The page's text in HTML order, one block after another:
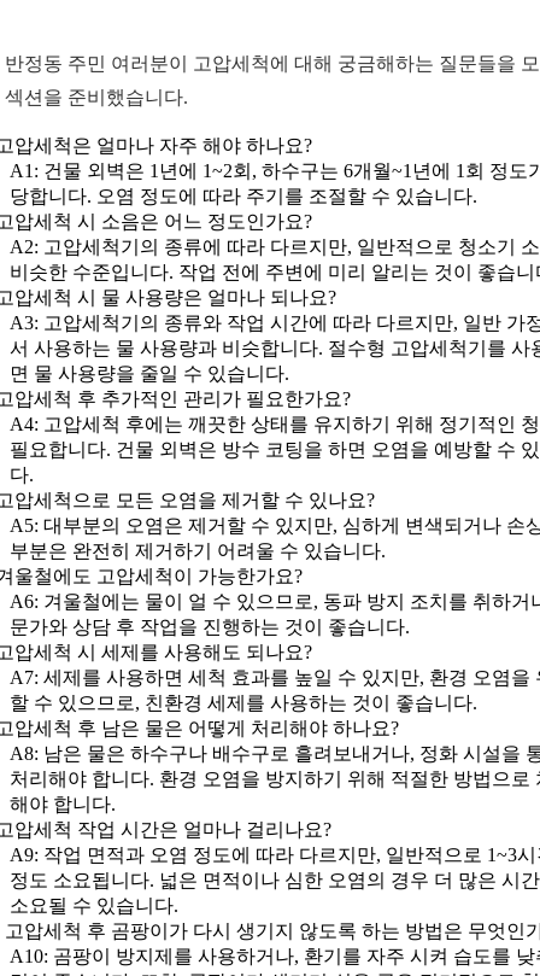
반정동 주민 여러분이 고압세척에 대해 궁금해하는 질문들을
섹션을 준비했습니다.
압세척은 얼마나 자주 해야 하나요?
A1: 건물 외벽은 1년에 1~2회, 하수구는 6개월~1년에 1회 정도
당합니다. 오염 정도에 따라 주기를 조절할 수 있습니다.
압세척 시 소음은 어느 정도인가요?
A2: 고압세척기의 종류에 따라 다르지만, 일반적으로 청소기
비슷한 수준입니다. 작업 전에 주변에 미리 알리는 것이 좋습니
압세척 시 물 사용량은 얼마나 되나요?
A3: 고압세척기의 종류와 작업 시간에 따라 다르지만, 일반 가
서 사용하는 물 사용량과 비슷합니다. 절수형 고압세척기를 사
면 물 사용량을 줄일 수 있습니다.
압세척 후 추가적인 관리가 필요한가요?
A4: 고압세척 후에는 깨끗한 상태를 유지하기 위해 정기적인
필요합니다. 건물 외벽은 방수 코팅을 하면 오염을 예방할 수
다.
압세척으로 모든 오염을 제거할 수 있나요?
A5: 대부분의 오염은 제거할 수 있지만, 심하게 변색되거나 손
부분은 완전히 제거하기 어려울 수 있습니다.
울철에도 고압세척이 가능한가요?
A6: 겨울철에는 물이 얼 수 있으므로, 동파 방지 조치를 취하거
문가와 상담 후 작업을 진행하는 것이 좋습니다.
압세척 시 세제를 사용해도 되나요?
A7: 세제를 사용하면 세척 효과를 높일 수 있지만, 환경 오염을
할 수 있으므로, 친환경 세제를 사용하는 것이 좋습니다.
압세척 후 남은 물은 어떻게 처리해야 하나요?
A8: 남은 물은 하수구나 배수구로 흘려보내거나, 정화 시설을
처리해야 합니다. 환경 오염을 방지하기 위해 적절한 방법으로
해야 합니다.
압세척 작업 시간은 얼마나 걸리나요?
A9: 작업 면적과 오염 정도에 따라 다르지만, 일반적으로 1~3
정도 소요됩니다. 넓은 면적이나 심한 오염의 경우 더 많은 시
소요될 수 있습니다.
고압세척 후 곰팡이가 다시 생기지 않도록 하는 방법은 무엇인
A10: 곰팡이 방지제를 사용하거나, 환기를 자주 시켜 습도를 낮